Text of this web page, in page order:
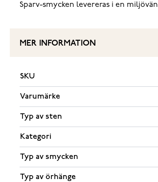
Sparv-smycken levereras i en
MER INFORMATION
SKU
Varumärke
Typ av sten
Kategori
Typ av smycken
Typ av örhänge